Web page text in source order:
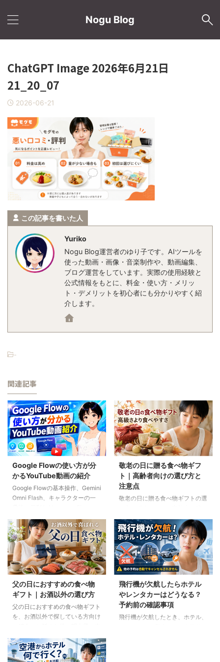
Nogu Blog
ChatGPT Image 2026年6月21日
21_20_07
2026-06-21
この記事を書いた人
Yuriko
Nogu Blog運営者のゆり子です。AIツールを
使った動画・画像・音楽制作や、動画編集、
ブログ運営をしています。実際の使用経験と
公式情報をもとに、料金・使い方・メリッ
ト・デメリットを初心者にも分かりやすく紹
介します。
-
関連記事
Google Flowの使い方が分
かるYouTube動画の紹介
Google Flowの基本操作、Gemini
Omni Flash、キャラクターの一
研究室の長編動画18本を、目的別
に分かりやすく紹介します。
敬老の日に贈る食べ物ギフ
ト｜高齢者向けの選び方と
注意点
敬老の日に贈る食べ物ギフトの選
力や好み、食事制限、保存方法に
配慮しながら、和菓子、スープ、
ご飯のお供、やわらか食などの候
補をわかりやすく解説します。
父の日におすすめの食べ物
ギフト｜お酒以外の選び方
父の日におすすめの食べ物ギフト
を、お酒以外で探している方向け
など、父の好みに合わせた選び方
と注意点を解説します。
飛行機が欠航したらホテル
やレンタカーはどうなる？
予約前の確認事項
飛行機が欠航したとき、ホテル、